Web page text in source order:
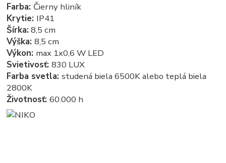
Farba: Čierny hliník
Krytie: IP41
Šírka: 8,5 cm
Výška:8,5 cm
Výkon: max 1x0,6 W LED
Svietivosť:830 LUX
Farba svetla:studená biela 6500K alebo teplá biela
2800K
Životnosť:60.000 h